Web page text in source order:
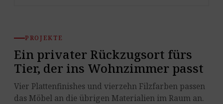
PROJEKTE
Ein privater Rückzugsort fürs
Tier, der ins Wohnzimmer passt
Vier Plattenfinishes und vierzehn Filzfarben passen
das Möbel an die übrigen Materialien im Raum an.